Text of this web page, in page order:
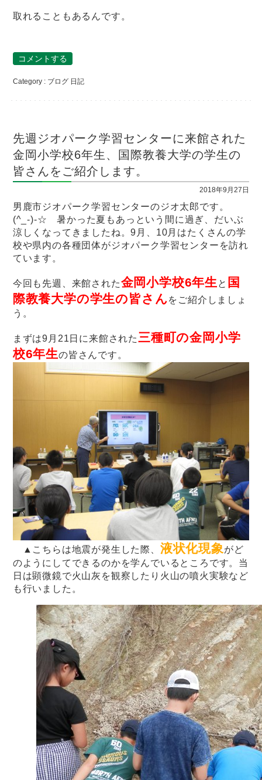
取れることもあるんです。
コメントする
Category : ブログ 日記
先週ジオパーク学習センターに来館された
金岡小学校6年生、国際教養大学の学生の
皆さんをご紹介します。
2018年9月27日
男鹿市ジオパーク学習センターのジオ太郎です。
(^_-)-☆ 暑かった夏もあっという間に過ぎ、だいぶ
涼しくなってきましたね。9月、10月はたくさんの学
校や県内の各種団体がジオパーク学習センターを訪れ
ています。
今回も先週、来館された金岡小学校6年生 と 国
際教養大学の学生の皆さんをご紹介しましょ
う。
まずは9月21日に来館された三種町の金岡小学
校6年生の皆さんです。
▲こちらは地震が発生した際、 液状化現象がど
のようにしてできるのかを学んでいるところです。当
日は顕微鏡で火山灰を観察したり火山の噴火実験など
も行いました。